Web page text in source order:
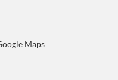
Maps